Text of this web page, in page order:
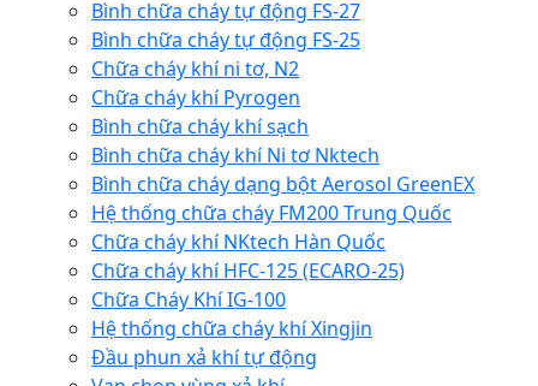
Bình chữa cháy tự động FS-27
Bình chữa cháy tự động FS-25
Chữa cháy khí ni tơ, N2
Chữa cháy khí Pyrogen
Bình chữa cháy khí sạch
Bình chữa cháy khí Ni tơ Nktech
Bình chữa cháy dạng bột Aerosol GreenEX
Hệ thống chữa cháy FM200 Trung Quốc
Chữa cháy khí NKtech Hàn Quốc
Chữa cháy khí HFC-125 (ECARO-25)
Chữa Cháy Khí IG-100
Hệ thống chữa cháy khí Xingjin
Đầu phun xả khí tự động